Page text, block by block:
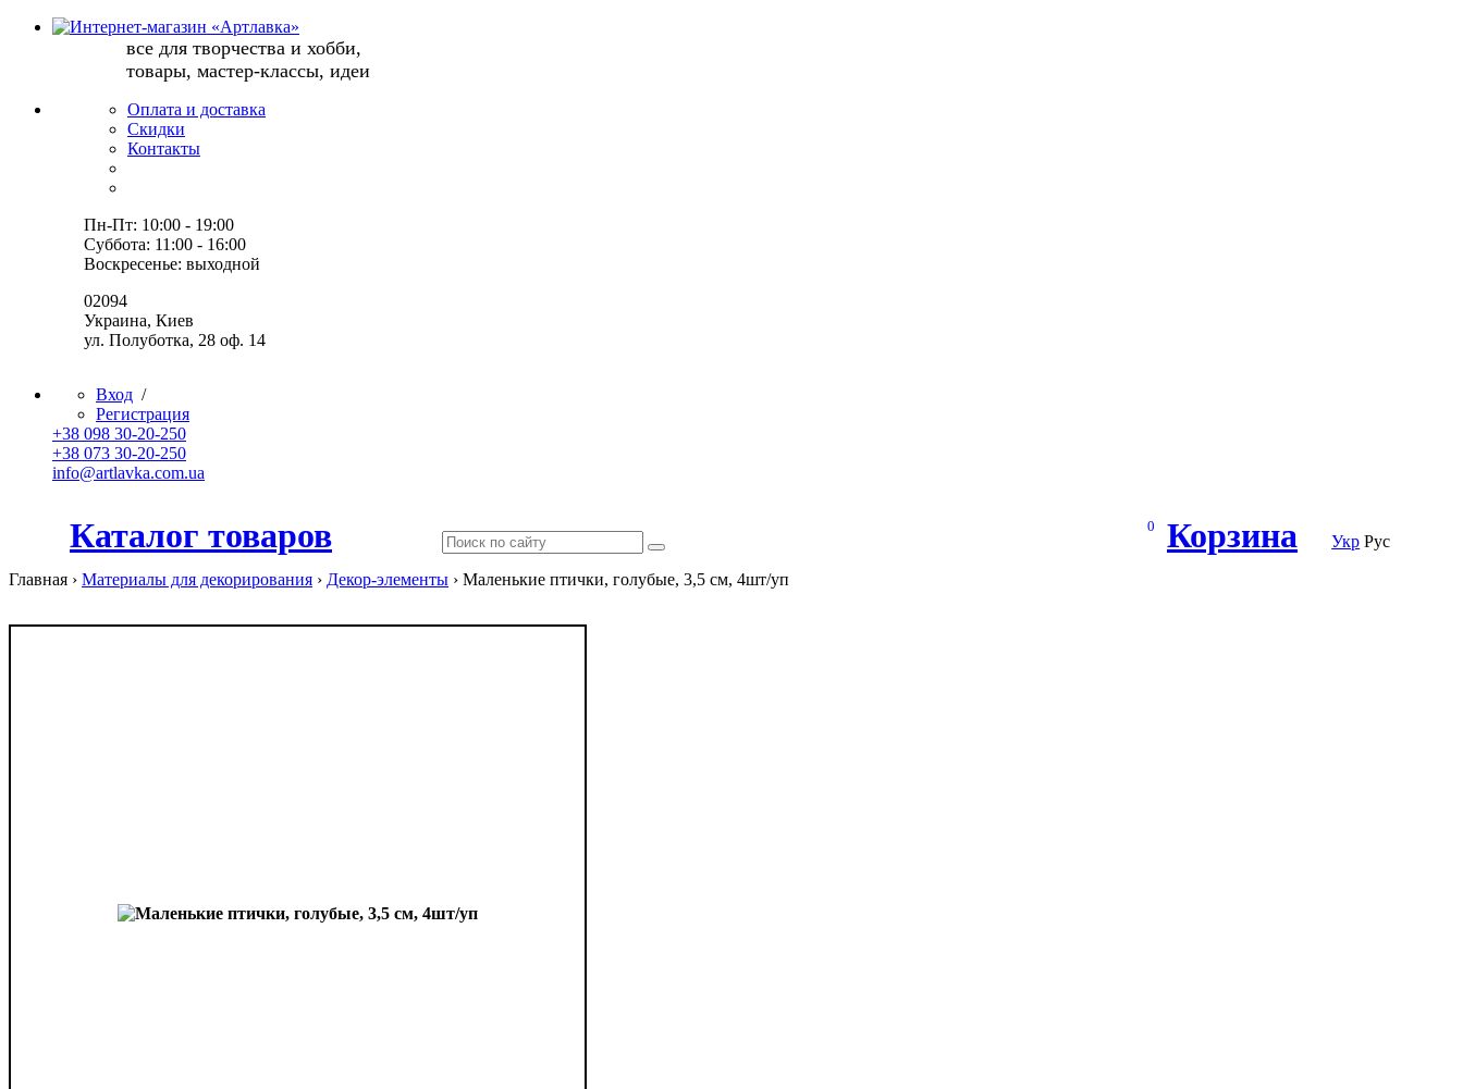
все для творчества и хобби,
товары, мастер-классы, идеи
Оплата и доставка
Скидки
Контакты
Пн-Пт: 10:00 - 19:00
Суббота: 11:00 - 16:00
Воскресенье: выходной
02094
Украина, Киев
ул. Полуботка, 28 оф. 14
Вход /
Регистрация
+38 098 30-20-250
+38 073 30-20-250
info@artlavka.com.ua
Каталог товаров Корзина
0
Укр Рус
Главная › Материалы для декорирования › Декор-элементы › Маленькие птички, голубые, 3,5 см, 4шт/уп